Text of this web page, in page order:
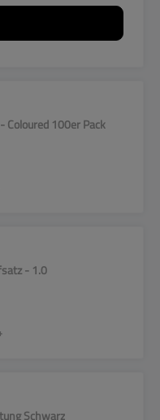
Coloured 100er Pack
- 1.0
Schwarz